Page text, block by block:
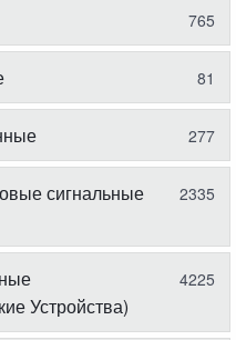
765
81
277
сигнальные
2335
Устройства)
4225